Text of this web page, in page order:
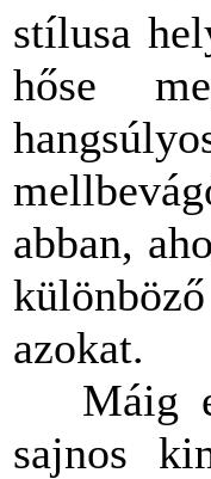
stílusa
hőse
abban,
azokat.
Máig
sajnos